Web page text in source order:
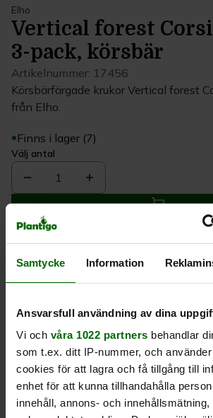
Samtycke Information
Ansvarsfull användning av dina
Vi och våra 1022 partners behandlar
som t.ex. ditt IP-nummer, och
cookies för att lagra och få tillgång till
enhet för att kunna tillhandahålla
innehåll, annons- och
Elho
Vertical forest
3-pack, körsbär
Artikelnummer: 17456
Körsbärfärgade krukor Vertical forest
från Elho.
Finns i lager (7)
Välj antal
1
Leverans 1-
Kvalitet till
Beskrivning
Produktrecensioner